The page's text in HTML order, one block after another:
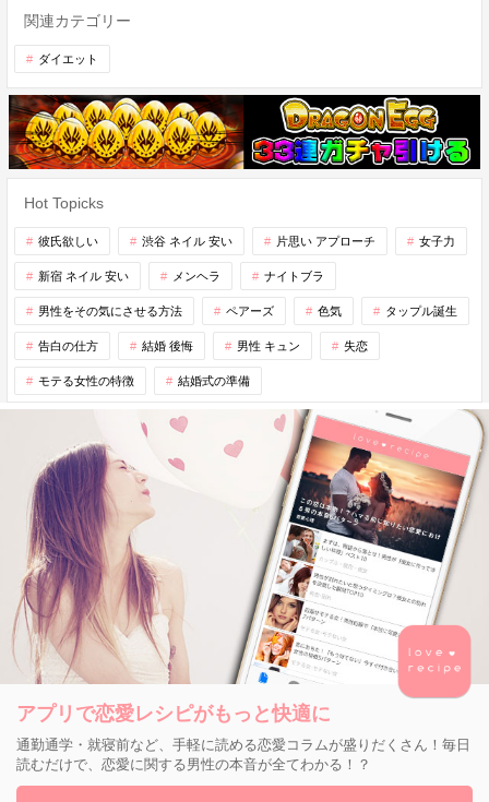
関連カテゴリー
ダイエット
Hot Topicks
彼氏欲しい 渋谷 ネイル 安い 片思い アプローチ 女子力
新宿 ネイル 安い メンヘラ ナイトブラ
男性をその気にさせる方法 ペアーズ 色気 タップル誕生
告白の仕方 結婚 後悔 男性 キュン 失恋
モテる女性の特徴 結婚式の準備
アプリで恋愛レシピがもっと快適に
通勤通学・就寝前など、手軽に読める恋愛コラムが盛りだくさん！毎日
読むだけで、恋愛に関する男性の本音が全てわかる！？